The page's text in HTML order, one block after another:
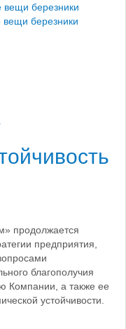
вещи березники
вещи березники
продолжается
предприятия,
благополучия
Компании, а также ее
устойчивости.